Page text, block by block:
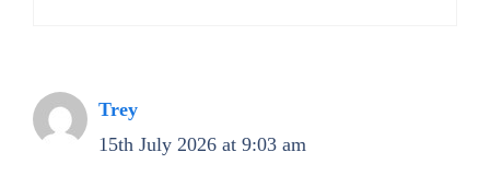
Trey
15th July 2026 at 9:03 am